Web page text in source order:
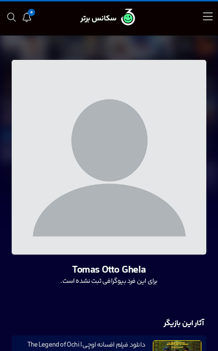
0
سکانس برتر
Tomas Otto Ghela
برای این فرد بیوگرافی ثبت نشده است.
آثار این بازیگر
دانلود فیلم افسانه اوچی | The Legend of Ochi